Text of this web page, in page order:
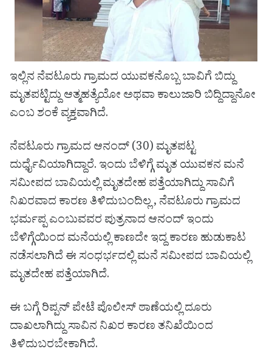
ಇಲ್ಲಿನ ನೆವಟೂರು ಗ್ರಾಮದ ಯುವಕನೊಬ್ಬ ಬಾವಿಗೆ ಬಿದ್ದು
ಮೃತಪಟ್ಟಿದ್ದು ಆತ್ಮಹತ್ಯೆಯೋ ಅಥವಾ ಕಾಲುಜಾರಿ ಬಿದ್ದಿದ್ದಾನೋ
ಎಂಬ ಶಂಕೆ ವ್ಯಕ್ತವಾಗಿದೆ.
ನೆವಟೂರು ಗ್ರಾಮದ ಆನಂದ್ (30) ಮೃತಪಟ್ಟ
ದುರ್ಧೈವಿಯಾಗಿದ್ದಾರೆ. ಇಂದು ಬೆಳಿಗ್ಗೆ ಮೃತ ಯುವಕನ ಮನೆ
ಸಮೀಪದ ಬಾವಿಯಲ್ಲಿ ಮೃತದೇಹ ಪತ್ತೆಯಾಗಿದ್ದು ಸಾವಿಗೆ
ನಿಖರವಾದ ಕಾರಣ ತಿಳಿದುಬಂದಿಲ್ಲ , ನೆವಟೂರು ಗ್ರಾಮದ
ಭರ್ಮಪ್ಪ ಎಂಬುವವರ ಪುತ್ರನಾದ ಆನಂದ್ ಇಂದು
ಬೆಳಿಗ್ಗೆಯಿಂದ ಮನೆಯಲ್ಲಿ ಕಾಣದೇ ಇದ್ದ ಕಾರಣ ಹುಡುಕಾಟ
ನಡೆಸಲಾಗಿದೆ ಈ ಸಂಧರ್ಭದಲ್ಲಿ ಮನೆ ಸಮೀಪದ ಬಾವಿಯಲ್ಲಿ
ಮೃತದೇಹ ಪತ್ತೆಯಾಗಿದೆ.
ಈ ಬಗ್ಗೆ ರಿಪ್ಪನ್ ಪೇಟೆ ಪೊಲೀಸ್ ಠಾಣೆಯಲ್ಲಿ ದೂರು
ದಾಖಲಾಗಿದ್ದು ಸಾವಿನ ನಿಖರ ಕಾರಣ ತನಿಖೆಯಿಂದ
ತಿಳಿದುಬರಬೇಕಾಗಿದೆ.